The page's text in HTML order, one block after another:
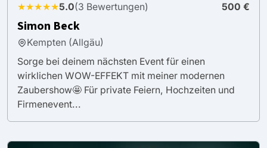
★★★★★5.0(3 Bewertungen) 500 €
Simon Beck
Kempten (Allgäu)
Sorge bei deinem nächsten Event für einen
wirklichen WOW-EFFEKT mit meiner modernen
Zaubershow🤩 Für private Feiern, Hochzeiten und
Firmenevent...